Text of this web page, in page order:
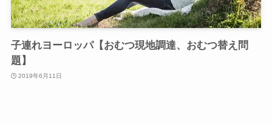
子連れヨーロッパ【おむつ現地調達、おむつ替え問
題】
2019年6月11日